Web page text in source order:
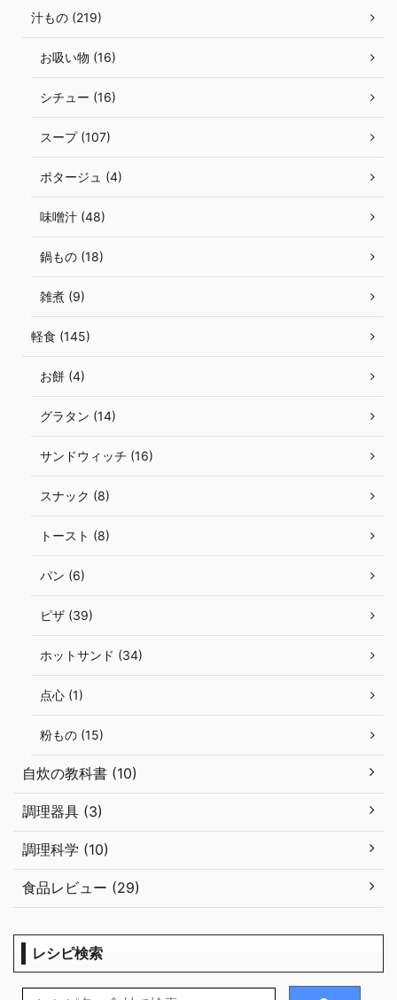
汁もの (219)
お吸い物 (16)
シチュー (16)
スープ (107)
ポタージュ (4)
味噌汁 (48)
鍋もの (18)
雑煮 (9)
軽食 (145)
お餅 (4)
グラタン (14)
サンドウィッチ (16)
スナック (8)
トースト (8)
パン (6)
ピザ (39)
ホットサンド (34)
点心 (1)
粉もの (15)
自炊の教科書 (10)
調理器具 (3)
調理科学 (10)
食品レビュー (29)
レシピ検索